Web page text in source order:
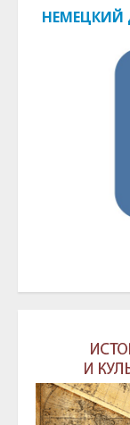
НЕМЕЦКИЙ